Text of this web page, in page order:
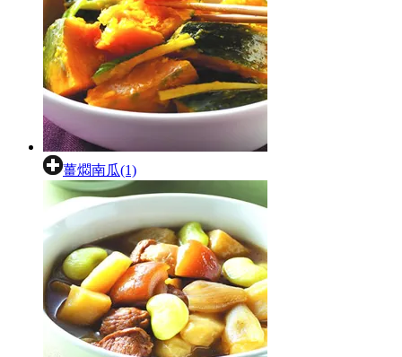
薑燜南瓜(1)